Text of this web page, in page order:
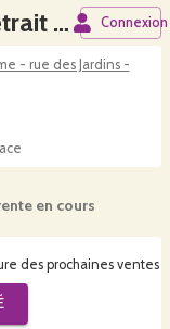
GAEC du Pain de Sucre - Retrait à la ferme - Agincourt Connexion
- rue des Jardins -
des prochaines ventes
en cours